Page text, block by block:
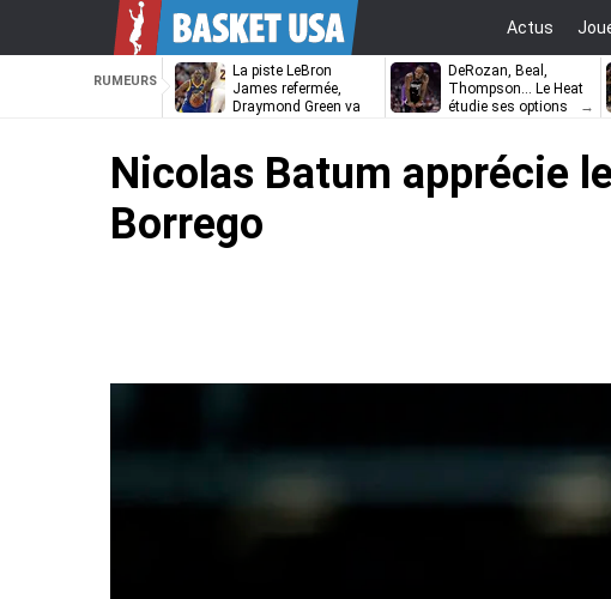
Actus
RUMEURS
La piste LeBron
James refermée,
Draymond Green va
DeRozan, Beal,
Thompson… Le Heat
étudie ses options
Nicolas Batum apprécie
Borrego